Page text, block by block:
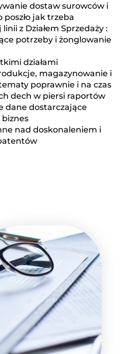
dostaw surowców i
poszło jak trzeba
z Działem Sprzedaży :
potrzeby i żonglowanie
działami
magazynowanie i
poprawnie i na czas
dech w piersi raportów
dane dostarczające
nad doskonaleniem i